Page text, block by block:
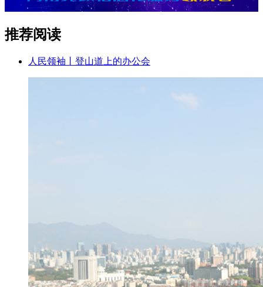
推荐阅读
人民领袖丨登山道上的办公会